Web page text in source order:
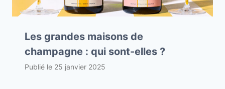
Les grandes maisons de
champagne : qui sont-elles ?
Publié le 25 janvier 2025